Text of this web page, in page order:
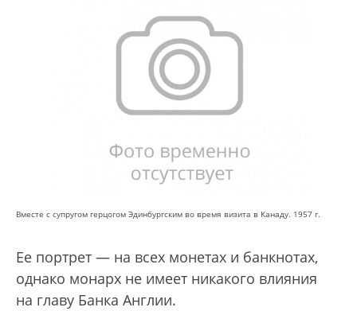
Вместе с супругом герцогом Эдинбургским во время визита в Канаду. 1957 г.
Ее портрет — на всех монетах и банкнотах,
однако монарх не имеет никакого влияния
на главу Банка Англии.